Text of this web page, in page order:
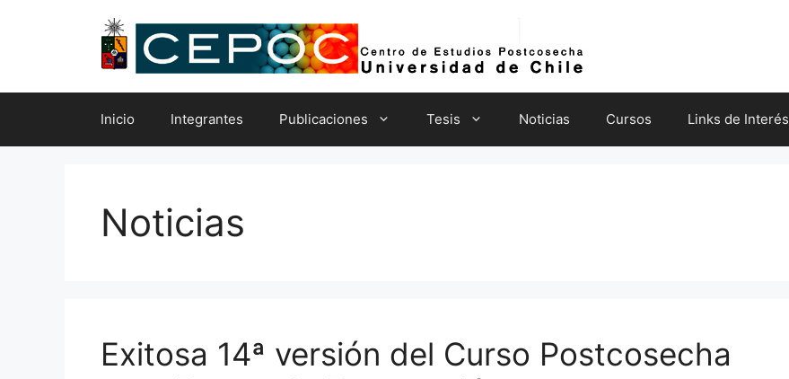
Inicio Integrantes Publicaciones Tesis Noticias Cursos Links de Interés
Noticias
Exitosa 14ª versión del Curso Postcosecha